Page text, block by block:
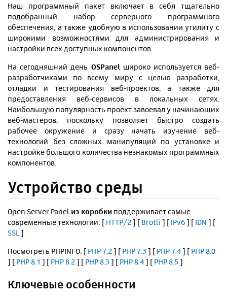
Наш программный пакет включает в себя тщательно
подобранный набор серверного программного
обеспечения , а также удобную в использовании утилиту с
широкими возможностями для администрирования и
настройки всех доступных компонентов.
На сегодняшний день OSPanel широко используется веб-
разработчиками по всему миру с целью разработки,
отладки и тестирования веб-проектов, а также для
предоставления веб-сервисов в локальных сетях.
Наибольшую популярность проект завоевал у начинающих
веб-мастеров, поскольку позволяет быстро создать
рабочее окружение и сразу начать изучение веб-
технологий без сложных манипуляций по установке и
настройке большого количества незнакомых программных
компонентов.
Устройство среды
Open Server Panel из коробки поддерживает самые
современные технологии: [ HTTP/2 ] [ Brotli ] [ IPv6 ] [ IDN ] [
SSL ]
Посмотреть PHPINFO: [ PHP 7.2 ] [ PHP 7.3 ] [ PHP 7.4 ] [ PHP 8.0
] [ PHP 8.1 ] [ PHP 8.2 ] [ PHP 8.3 ] [ PHP 8.4 ] [ PHP 8.5 ]
Ключевые особенности